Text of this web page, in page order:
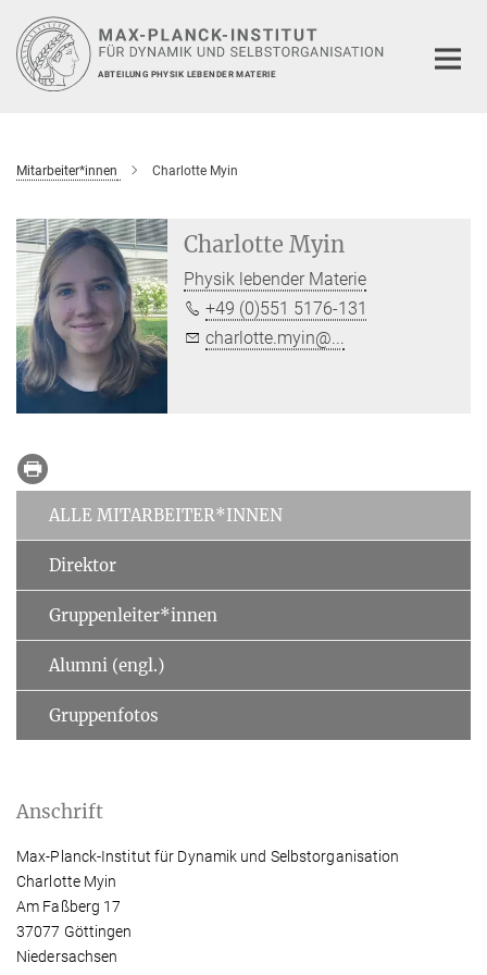
Hauptinhalt
ABTEILUNG PHYSIK LEBENDER MATERIE
Mitarbeiter*innen Charlotte Myin
Charlotte Myin
Physik lebender Materie
+49 (0)551 5176-131
charlotte.myin@...
ALLE MITARBEITER*INNEN
Direktor
Gruppenleiter*innen
Alumni (engl.)
Gruppenfotos
Anschrift
Max-Planck-Institut für Dynamik und Selbstorganisation
Charlotte Myin
Am Faßberg 17
37077 Göttingen
Niedersachsen